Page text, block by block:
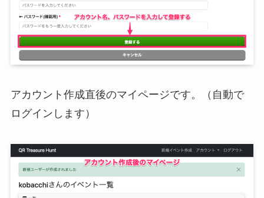
アカウント作成直後のマイページです。（自動で
ログインします）